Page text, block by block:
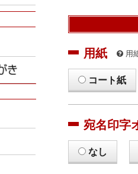
用紙 用
コート紙
宛名印字
なし